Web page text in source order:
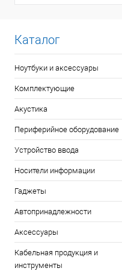
Каталог
Ноутбуки и аксессуары
Комплектующие
Акустика
Периферийное оборудование
Устройство ввода
Носители информации
Гаджеты
Автопринадлежности
Аксессуары
Кабельная продукция и
инструменты